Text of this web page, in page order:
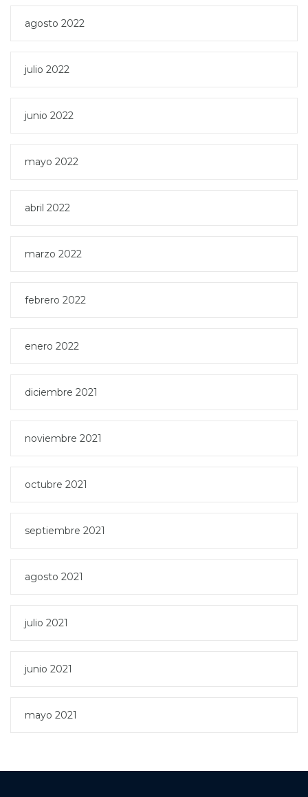
agosto 2022
julio 2022
junio 2022
mayo 2022
abril 2022
marzo 2022
febrero 2022
enero 2022
diciembre 2021
noviembre 2021
octubre 2021
septiembre 2021
agosto 2021
julio 2021
junio 2021
mayo 2021